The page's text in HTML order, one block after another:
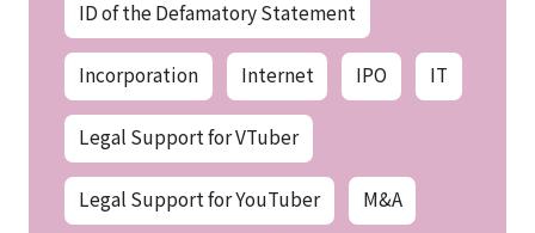
ID of the Defamatory Statement
Incorporation Internet IPO IT
Legal Support for VTuber
Legal Support for YouTuber M&A